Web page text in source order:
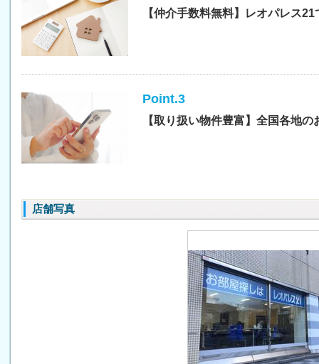
【仲介手数料無料】レオパレス
Point.3
【取り扱い物件豊富】全国各地
店舗写真